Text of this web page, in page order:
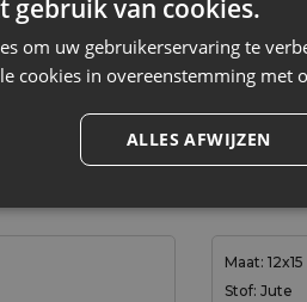
zullen
Maat:
Stof: Jute
gebruik van cookies.
om uw gebruikerservaring te
cookies in overeenstemming met
ALLES AFWIJZEN